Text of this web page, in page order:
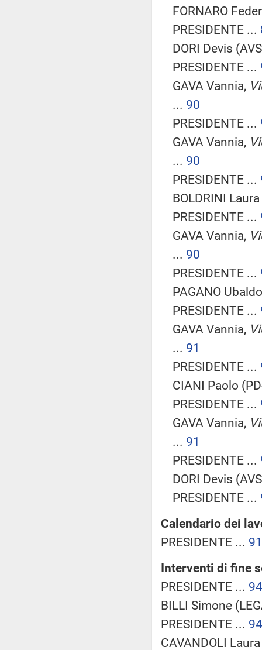
FORNARO
PRESIDENTE ...
DORI Devis
PRESIDENTE ...
GAVA Vannia,
... 90
PRESIDENTE ...
GAVA Vannia,
... 90
PRESIDENTE ...
BOLDRINI
PRESIDENTE ...
GAVA Vannia,
... 90
PRESIDENTE ...
PAGANO
PRESIDENTE ...
GAVA Vannia,
... 91
PRESIDENTE ...
CIANI Paolo
PRESIDENTE ...
GAVA Vannia,
... 91
PRESIDENTE ...
DORI Devis
PRESIDENTE ...
Calendario dei
PRESIDENTE ... 91
Interventi di fine
PRESIDENTE ... 94
BILLI Simone
PRESIDENTE ... 94
CAVANDOLI